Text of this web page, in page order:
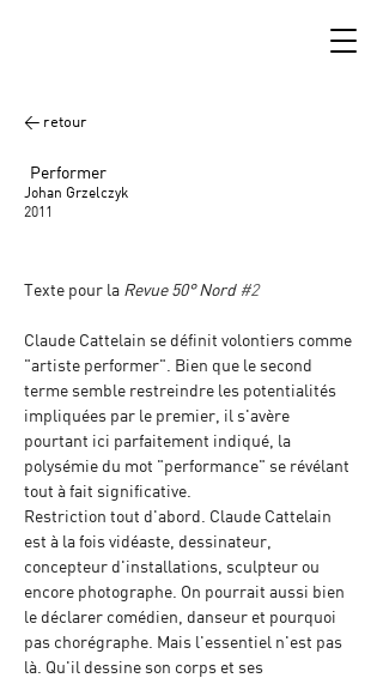
< retour
Performer
Johan Grzelczyk
2011
Texte pour la Revue 50° Nord #2
Claude Cattelain se définit volontiers comme
"artiste performer". Bien que le second
terme semble restreindre les potentialités
impliquées par le premier, il s'avère
pourtant ici parfaitement indiqué, la
polysémie du mot "performance" se révélant
tout à fait significative.
Restriction tout d'abord. Claude Cattelain
est à la fois vidéaste, dessinateur,
concepteur d'installations, sculpteur ou
encore photographe. On pourrait aussi bien
le déclarer comédien, danseur et pourquoi
pas chorégraphe. Mais l'essentiel n'est pas
là. Qu'il dessine son corps et ses